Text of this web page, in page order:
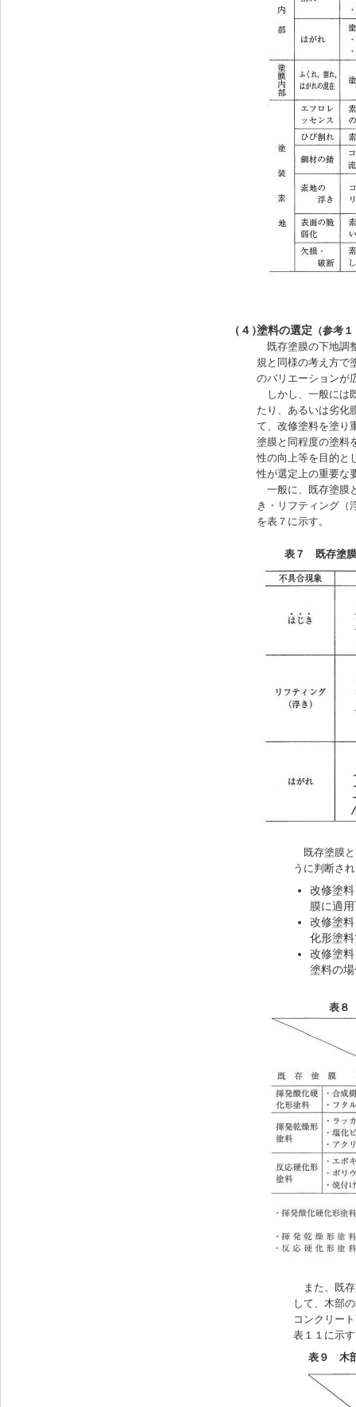
（４）塗料の選定 （参考
既存塗膜の下地調
規と同様の考え方で
のバリエーションが
しかし、一般には
たり、あるいは劣化
て、改修塗料を塗り
塗膜と同程度の塗料
性の向上等を目的と
性が選定上の重要な
一般に、既存塗膜
き・リフティング（
を表７に示す。
表７ 既存塗膜
既存塗膜
うに判断さ
改修塗
膜に適
改修塗
化形塗
改修塗
塗料の
表８ 既存塗膜
また、既
して、木部
コンクリー
表１１に示
表９ 木部既存